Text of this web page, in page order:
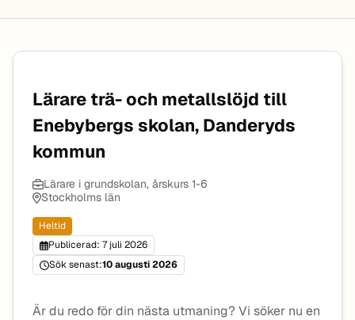
Lärare trä- och metallslöjd till
Enebybergs skolan, Danderyds
kommun
Lärare i grundskolan, årskurs 1-6
Stockholms län
Heltid
Publicerad: 7 juli 2026
Sök senast:10 augusti 2026
Är du redo för din nästa utmaning? Vi söker nu en